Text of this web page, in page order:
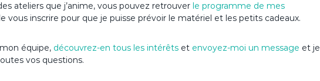
ateliers que j’anime, vous pouvez retrouver le programme de mes
vous inscrire pour que je puisse prévoir le matériel et les petits cadeaux.
équipe, découvrez-en tous les intérêts et envoyez-moi un message et je
vos questions.